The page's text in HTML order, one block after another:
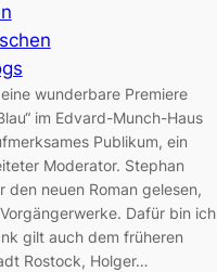
wunderbare Premiere
im Edvard-Munch-Haus
Publikum, ein
Moderator. Stephan
den neuen Roman gelesen,
Dafür bin ich
gilt auch dem früheren
Rostock, Holger…